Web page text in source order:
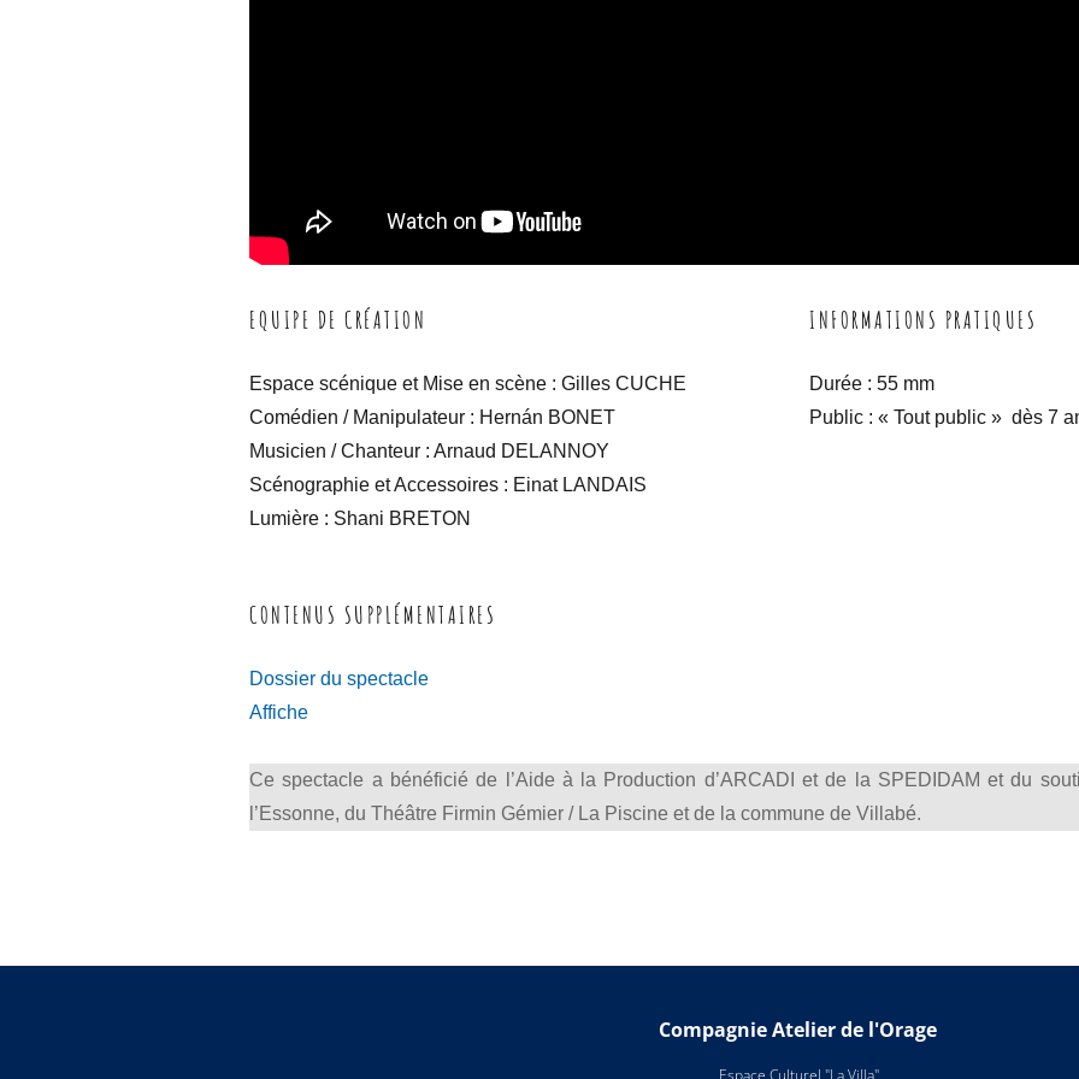
EQUIPE DE CRÉATION
Espace scénique et Mise en scène : Gilles CUCHE
Comédien / Manipulateur : Hernán BONET
Musicien / Chanteur : Arnaud DELANNOY
Scénographie et Accessoires : Einat LANDAIS
Lumière : Shani BRETON
CONTENUS SUPPLÉMENTAIRES
Dossier du spectacle
Affiche
INFORMATIONS PRATIQUES
Durée : 55 mm
Public : « Tout public » dès 7
Ce spectacle a bénéficié de l’Aide à la Production d’ARCADI et de la SPEDIDAM et du
l’Essonne, du Théâtre Firmin Gémier / La Piscine et de la commune de Villabé.
Compagnie Atelier de l'Orage
Espace Culturel "La Villa"